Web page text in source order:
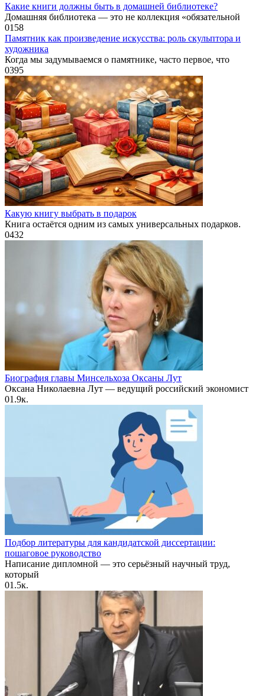
Какие книги должны быть в домашней библиотеке?
Домашняя библиотека — это не коллекция «обязательной
0158
Памятник как произведение искусства: роль скульптора и
художника
Когда мы задумываемся о памятнике, часто первое, что
0395
Какую книгу выбрать в подарок
Книга остаётся одним из самых универсальных подарков.
0432
Биография главы Минсельхоза Оксаны Лут
Оксана Николаевна Лут — ведущий российский экономист
01.9к.
Подбор литературы для кандидатской диссертации:
пошаговое руководство
Написание дипломной — это серьёзный научный труд,
который
01.5к.